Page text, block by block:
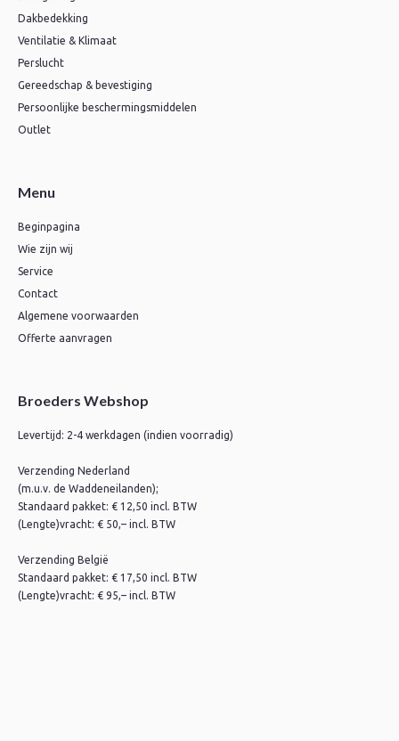
Dakbedekking
Ventilatie & Klimaat
Perslucht
Gereedschap & bevestiging
Persoonlijke beschermingsmiddelen
Outlet
Menu
Beginpagina
Wie zijn wij
Service
Contact
Algemene voorwaarden
Offerte aanvragen
Broeders Webshop
Levertijd: 2-4 werkdagen (indien voorradig)
Verzending Nederland
(m.u.v. de Waddeneilanden);
Standaard pakket: € 12,50 incl. BTW
(Lengte)vracht: € 50,– incl. BTW
Verzending België
Standaard pakket: € 17,50 incl. BTW
(Lengte)vracht: € 95,– incl. BTW